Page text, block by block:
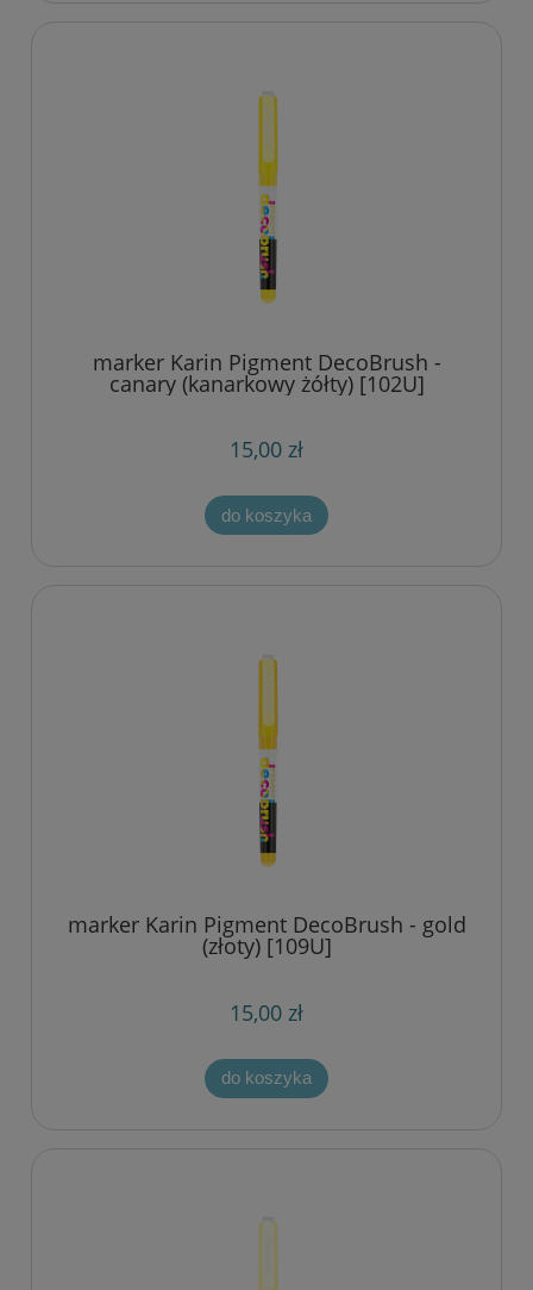
marker Karin Pigment DecoBrush -
canary (kanarkowy żółty) [102U]
15,00 zł
do koszyka
marker Karin Pigment DecoBrush - gold
(złoty) [109U]
15,00 zł
do koszyka